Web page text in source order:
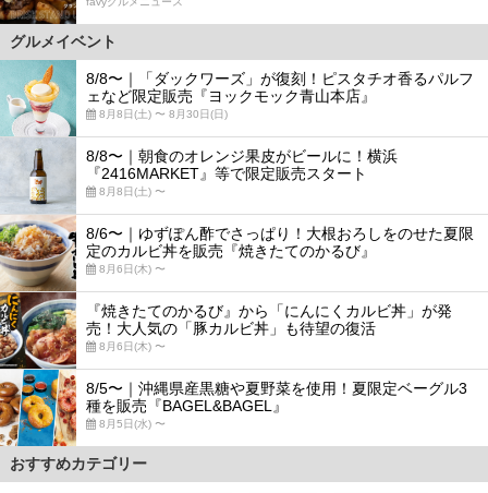
グルメイベント
8/8〜｜「ダックワーズ」が復刻！ピスタチオ香るパルフ
ェなど限定販売『ヨックモック青山本店』
8月8日(土) 〜 8月30日(日)
8/8〜｜朝食のオレンジ果皮がビールに！横浜
『2416MARKET』等で限定販売スタート
8月8日(土) 〜
8/6〜｜ゆずぽん酢でさっぱり！大根おろしをのせた夏限
定のカルビ丼を販売『焼きたてのかるび』
8月6日(木) 〜
『焼きたてのかるび』から「にんにくカルビ丼」が発
売！大人気の「豚カルビ丼」も待望の復活
8月6日(木) 〜
8/5〜｜沖縄県産黒糖や夏野菜を使用！夏限定ベーグル3
種を販売『BAGEL&BAGEL』
8月5日(水) 〜
おすすめカテゴリー